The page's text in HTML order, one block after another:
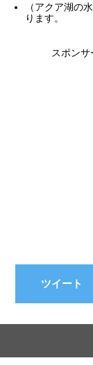
（アクア湖の
ります。
スポンサ
ツイート